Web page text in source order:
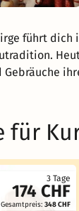
führt
für
3 Tage
174 CHF
Gesamtpreis: 348 CHF